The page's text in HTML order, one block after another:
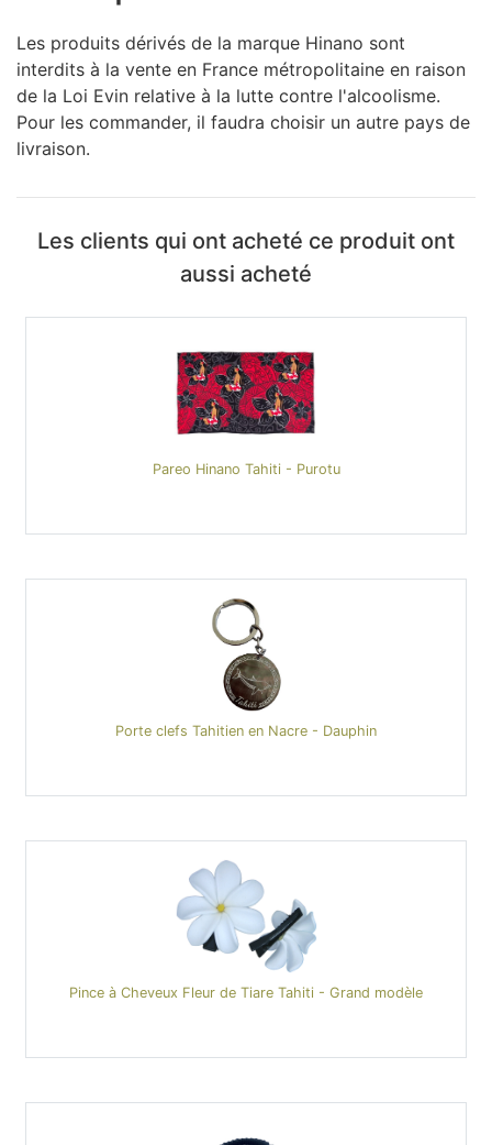
Les produits dérivés de la marque Hinano sont
interdits à la vente en France métropolitaine en raison
de la Loi Evin relative à la lutte contre l'alcoolisme.
Pour les commander, il faudra choisir un autre pays de
livraison.
Les clients qui ont acheté ce produit ont
aussi acheté
Pareo Hinano Tahiti - Purotu
Porte clefs Tahitien en Nacre - Dauphin
Pince à Cheveux Fleur de Tiare Tahiti - Grand modèle